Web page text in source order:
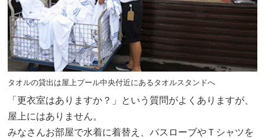
タオルの貸出は屋上プール中央付近にあるタオルスタンドへ
「更衣室はありますか？」という質問がよくありますが、
屋上にはありません。
みなさんお部屋で水着に着替え、バスローブやＴシャツを